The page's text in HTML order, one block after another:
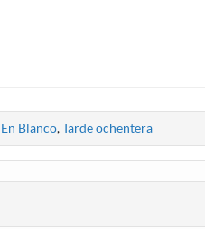
Blanco,Tarde ochentera